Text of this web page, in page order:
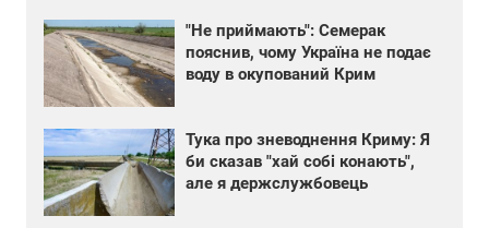
"Не приймають": Семерак
пояснив, чому Україна не подає
воду в окупований Крим
Тука про зневоднення Криму: Я
би сказав "хай собі конають",
але я держслужбовець